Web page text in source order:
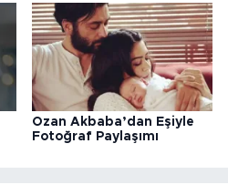
Ozan Akbaba’dan Eşiyle
Fotoğraf Paylaşımı